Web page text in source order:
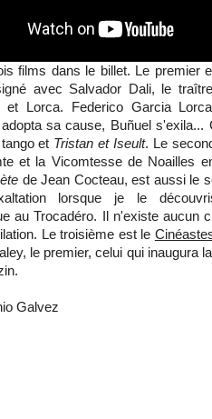
films dans le billet. Le premier
avec Salvador Dali, le
et Lorca. Federico Garcia
sa cause, Buñuel s'exila...
et Tristan et Iseult. Le
et la Vicomtesse de Noailles
de Jean Cocteau, est aussi le
lorsque je le
au Trocadéro. Il n'existe aucun
Le troisième est le
le premier, celui qui inaugura
Galvez